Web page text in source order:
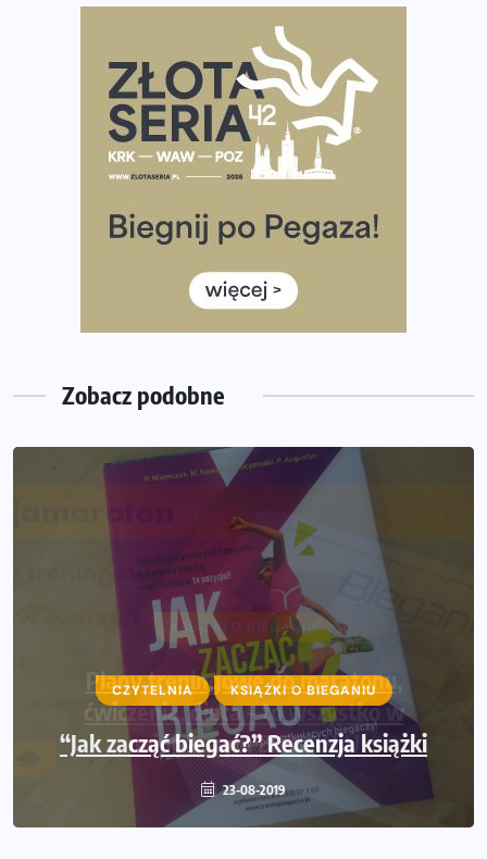
Praska 5k Run gospodarzem Mistrzostw Polski
Największy Bieg Powstania Warszawskiego w historii.
Ponad 12 tysięcy uczestników pobiegło dla Bohaterów!
Tętno vs tempo – czym kierować się w bieganiu?
Co ma dużo białka? Produkty, które warto włączyć do
Rozbiegany Olsztyn szykuje się na weekend z
Już w tę sobotę 35. Bieg Powstania Warszawskiego.
Wystartuje rekordowa liczba uczestników
Zobacz podobne
KSIĄŻKI O BIEGANIU
Plany treningowe do maratonu,
ćwiczenia, dieta – to wszystko w
najnowszym BIEGANIU
17-04-2019